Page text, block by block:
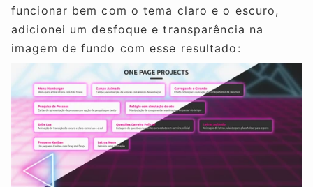
funcionar bem com o tema claro e o escuro,
adicionei um desfoque e transparência na
imagem de fundo com esse resultado: